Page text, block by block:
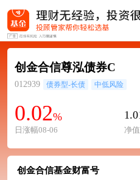
创金合信尊泓债券C
012939 债券型-长债 中低风险
0.02%
日涨幅08-06 净值
创金合信基金财富号